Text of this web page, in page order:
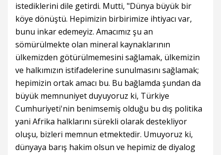
istediklerini dile getirdi. Mutti, "Dünya büyük bir
köye dönüştü. Hepimizin birbirimize ihtiyacı var,
bunu inkar edemeyiz. Amacımız şu an
sömürülmekte olan mineral kaynaklarının
ülkemizden götürülmemesini sağlamak, ülkemizin
ve halkımızın istifadelerine sunulmasını sağlamak;
hepimizin ortak amacı bu. Bu bağlamda şundan da
büyük memnuniyet duyuyoruz ki, Türkiye
Cumhuriyeti'nin benimsemiş olduğu bu dış politika
yani Afrika halklarını sürekli olarak destekliyor
oluşu, bizleri memnun etmektedir. Umuyoruz ki,
dünyaya barış hakim olsun ve hepimiz de diyalog